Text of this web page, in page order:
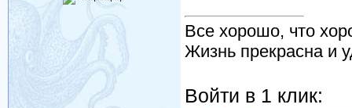
Все хорошо, что
Жизнь прекрасна и
Войти в 1 клик: